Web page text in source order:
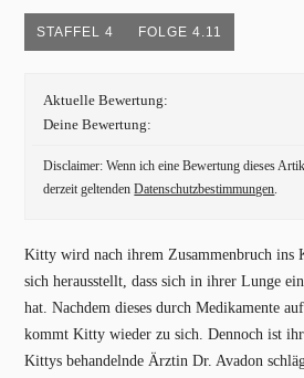
STAFFEL 4 FOLGE 4.11
Aktuelle Bewertung:
Deine Bewertung:
Disclaimer: Wenn ich eine Bewertung dieses
derzeit geltendenDatenschutzbestimmungen.
Kitty wird nach ihrem Zusammenbruch ins
sich herausstellt, dass sich in ihrer Lunge
hat. Nachdem dieses durch Medikamente
kommt Kitty wieder zu sich. Dennoch ist
Kittys behandelnde Ärztin Dr. Avadon